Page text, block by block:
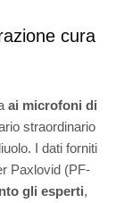
cura
ai microfoni di
straordinario
I dati forniti
Paxlovid (PF-
gli esperti,